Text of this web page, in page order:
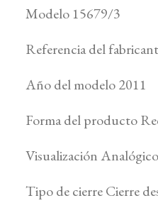
Modelo 15679/3
Referencia del
Año del modelo 2011
Forma del producto
Visualización Analógico
Tipo de cierre Cierre